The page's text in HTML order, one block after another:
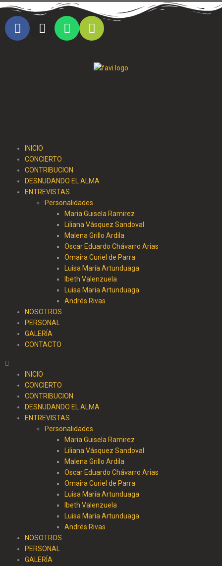
INICIO
CONCIERTO
CONTRIBUCION
DESNUDANDO EL ALMA
ENTREVISTAS
Personalidades
Maria Guisela Ramirez
Liliana Vásquez Sandoval
Malena Grillo Ardila
Oscar Eduardo Chávarro Arias
Omaira Curiel de Parra
Luisa María Artunduaga
Ibeth Valenzuela
Luisa Maria Artunduaga
Andrés Rivas
NOSOTROS
PERSONAL
GALERÍA
CONTACTO
INICIO
CONCIERTO
CONTRIBUCION
DESNUDANDO EL ALMA
ENTREVISTAS
Personalidades
Maria Guisela Ramirez
Liliana Vásquez Sandoval
Malena Grillo Ardila
Oscar Eduardo Chávarro Arias
Omaira Curiel de Parra
Luisa María Artunduaga
Ibeth Valenzuela
Luisa Maria Artunduaga
Andrés Rivas
NOSOTROS
PERSONAL
GALERÍA